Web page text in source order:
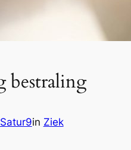
bestraling
Satur9in Ziek